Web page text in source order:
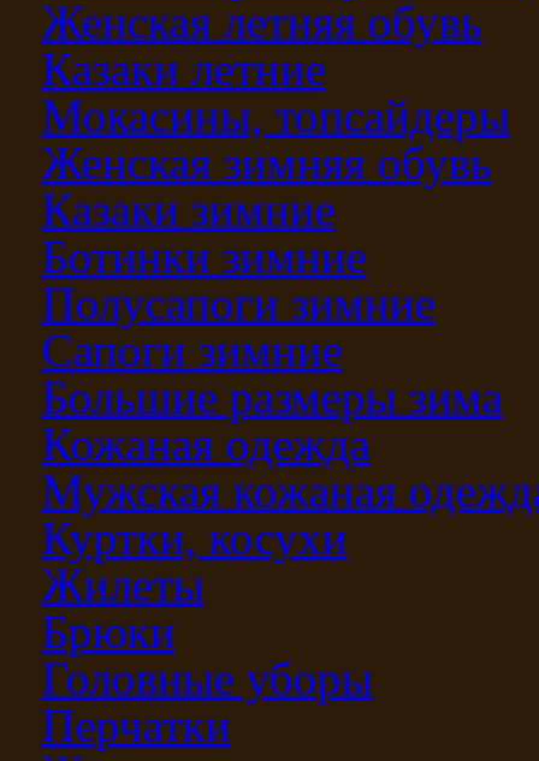
Женская летняя обувь
Казаки летние
Мокасины, топсайдеры
Женская зимняя обувь
Казаки зимние
Ботинки зимние
Полусапоги зимние
Сапоги зимние
Большие размеры зима
Кожаная одежда
Мужская кожаная
Куртки, косухи
Жилеты
Брюки
Головные уборы
Перчатки